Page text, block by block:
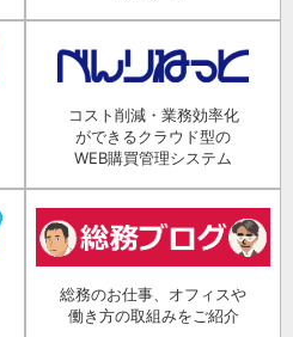
コスト削減・業務効率化
ができるクラウド型の
WEB購買管理システム
総務のお仕事、オフィスや
働き方の取組みをご紹介